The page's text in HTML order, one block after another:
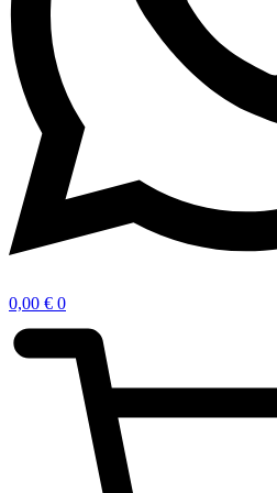
0,00 € 0